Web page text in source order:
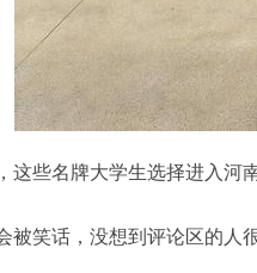
这些名牌大学生选择进入河
被笑话，没想到评论区的人